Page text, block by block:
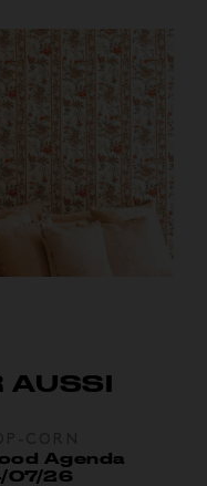
AUSSI
Agenda
07/26